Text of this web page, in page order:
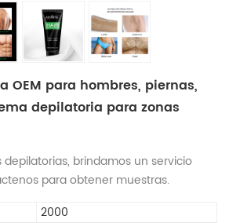
OEM para hombres, piernas,
depilatoria para zonas
depilatorias, brindamos un servicio
para obtener muestras.
2000